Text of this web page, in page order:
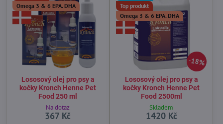
Omega 3 & 6 EPA. DHA
Lososový olej pro psy a
kočky Kronch Henne Pet
Food 250 ml
Na dotaz
367 Kč
18%
Top produkt
Omega 3 & 6 EPA. DHA
Lososový olej pro psy a
kočky Kronch Henne Pet
Food 2500ml
Skladem
1420 Kč